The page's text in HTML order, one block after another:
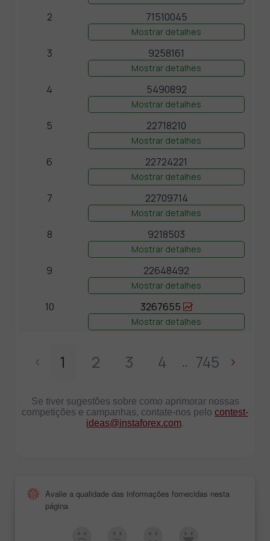
2 71510045
Mostrar detalhes
3 9258161
Mostrar detalhes
4 5490892
Mostrar detalhes
5 22718210
Mostrar detalhes
6 22724221
Mostrar detalhes
7 22709714
Mostrar detalhes
8 9218503
Mostrar detalhes
9 22648492
Mostrar detalhes
10 3267655
Mostrar detalhes
1 2 3 4 .. 745
Se tiver sugestões sobre como aprimorar nossas
competições e campanhas, contate-nos pelo contest-
ideas@instaforex.com.
Avalie a qualidade das informações fornecidas nesta
página